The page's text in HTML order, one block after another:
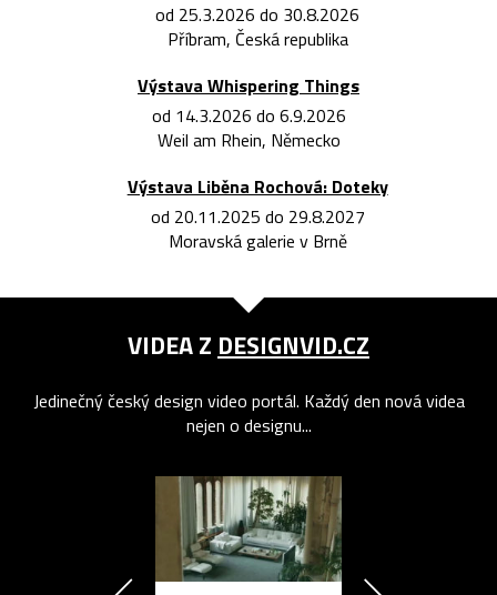
od 25.3.2026 do 30.8.2026
Příbram, Česká republika
Výstava Whispering Things
od 14.3.2026 do 6.9.2026
Weil am Rhein, Německo
Výstava Liběna Rochová: Doteky
od 20.11.2025 do 29.8.2027
Moravská galerie v Brně
VIDEA Z DESIGNVID.CZ
Jedinečný český design video portál. Každý den nová videa
nejen o designu...